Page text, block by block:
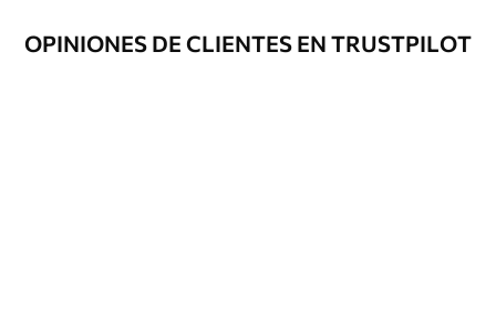
Opciones
adicionales
Disponible con recubrimiento de barniz
y/o adhesivo para empapelar.
OPINIONES DE CLIENTES EN TRUSTPILOT